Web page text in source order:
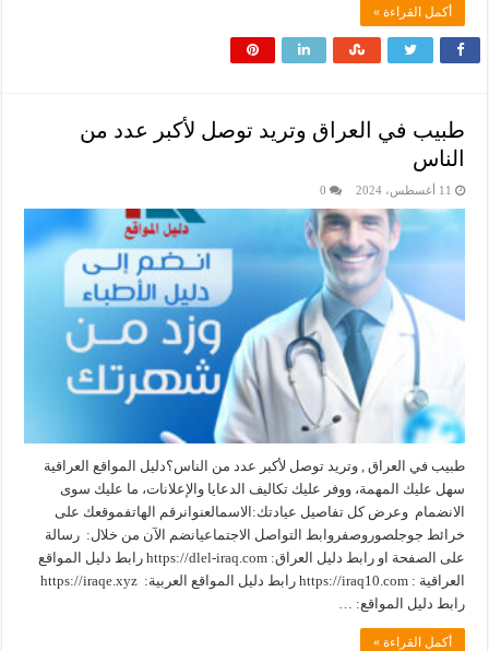
أكمل القراءة »
طبيب في العراق وتريد توصل لأكبر عدد من
الناس
11 أغسطس، 2024 0
طبيب في العراق , وتريد توصل لأكبر عدد من الناس؟دليل المواقع العراقية
سهل عليك المهمة، ووفر عليك تكاليف الدعايا والإعلانات، ما عليك سوى
الانضمام وعرض كل تفاصيل عيادتك:الاسمالعنوانرقم الهاتفموقعك على
خرائط جوجلصوروصفروابط التواصل الاجتماعيانضم الآن من خلال: رسالة
على الصفحة او رابط دليل العراق: ‏https://dlel-iraq.com رابط دليل المواقع
العراقية : ‏https://iraq10.com رابط دليل المواقع العربية: ‏ https://iraqe.xyz
رابط دليل المواقع: …
أكمل القراءة »